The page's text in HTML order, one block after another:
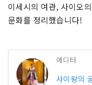
이세시의 여관, 사이오
문화를 정리했습니다!
에디터
사이왕의